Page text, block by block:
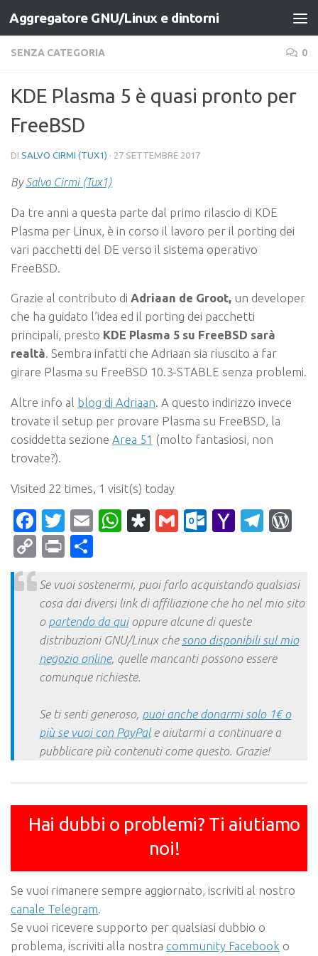
Salta al contenuto
Aggregatore GNU/Linux e dintorni
SENZA CATEGORIA 0
KDE Plasma 5 è quasi pronto per
FreeBSD
DI SALVO CIRMI (TUX1) · 27 SETTEMBRE 2017
BySalvo Cirmi (Tux1)
Da tre anni a questa parte dal primo rilascio di KDE
Plasma per Linux, è in corso il lavoro per il porting dei
vari pacchetti del DE verso il sistema operativo
FreeBSD.
Grazie al contributo di Adriaan de Groot, un developer
che ha guidato l’idea ed il porting dei pacchetti
principali, presto KDE Plasma 5 su FreeBSD sarà
realtà. Sembra infatti che Adriaan sia riuscito a far
girare Plasma su FreeBSD 10.3-STABLE senza problemi.
Altre info al blog di Adriaan. A questo indirizzo invece
trovate il setup per provare Plasma su FreeBSD, la
cosiddetta sezione Area 51 (molto fantasiosi, non
trovate?).
Visited 22 times, 1 visit(s) today
Facebook
Twitter
EmailWhatsApp
Diaspora
Gmail Yahoo
CopyPrint
Se vuoi sostenermi, puoi farlo acquistando qualsiasi
cosa dai diversi link di affiliazione che ho nel mio sito
o partendo da quioppure alcune di queste
distribuzioni GNU/Linux che sono disponibili sul mio
negozio online, quelle mancanti possono essere
comunque richieste.
Se ti senti generoso, puoi anche donarmi solo 1€ o
più se vuoi con PayPale aiutarmi a continuare a
pubblicare più contenuti come questo. Grazie!
Hai dubbi o problemi? Ti aiutiamo
noi!
Se vuoi rimanere sempre aggiornato, iscriviti al nostro
canale Telegram.
Se vuoi ricevere supporto per qualsiasi dubbio o
problema, iscriviti alla nostra community Facebook o